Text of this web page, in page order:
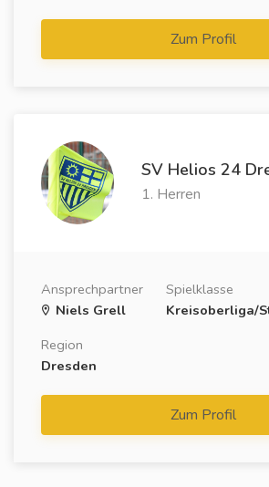
Zum Profil
SV Helios 24
1. Herren
Ansprechpartner
Niels Grell
Spielklasse
Kreisoberliga/
Region
Dresden
Zum Profil